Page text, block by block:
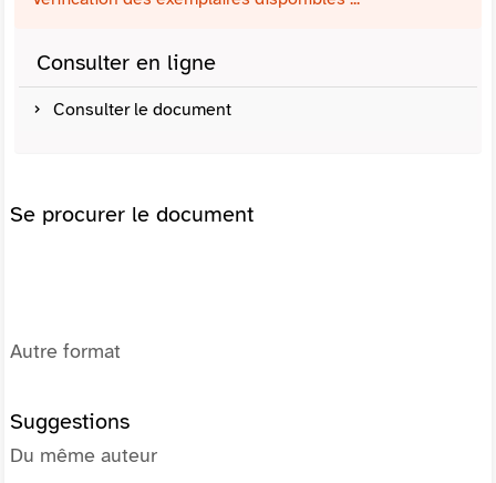
Consulter en ligne
Consulter le document
Se procurer le document
Autre format
Suggestions
Du même auteur